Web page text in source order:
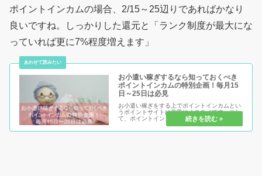
ポイントインカムの場合、2/15～25辺りであればかなり
良いですね。しっかりした還元と「ランク制度が最大にな
っていれば更に7%程度増えます」
お小遣い稼ぎするなら知っておくべき
ポイントインカムの特別企画！毎月15
日～25日は必見
お小遣い稼ぎをする上でポイントインカムとい
うポイントサイトは非常にオススメです。そし
て、ポイントインカムをするのであればこの特
別企画が行われている期間に活動しないのは損
をするばかり！確実に得になる特別企画を制覇